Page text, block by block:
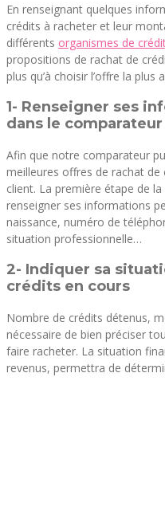
En renseignant quelques
crédits à racheter et leur
différents organismes de
propositions de rachat de
plus qu’à choisir l’offre la plus
1- Renseigner ses
dans le
Afin que notre comparateur
meilleures offres de rachat de
client. La première étape de
renseigner ses informations
naissance, numéro de
situation professionnelle…
2- Indiquer sa
crédits en cours
Nombre de crédits détenus,
nécessaire de bien préciser
faire racheter. La situation
revenus, permettra de